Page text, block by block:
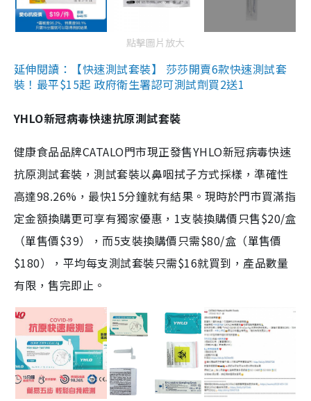
點擊圖片放大
延伸閱讀：【快速測試套裝】 莎莎開賣6款快速測試套
裝！最平$15起 政府衛生署認可測試劑買2送1
YHLO新冠病毒快速抗原測試套裝
健康食品品牌CATALO門市現正發售YHLO新冠病毒快速
抗原測試套裝，測試套裝以鼻咽拭子方式採樣，準確性
高達98.26%，最快15分鐘就有結果。現時於門市買滿指
定金額換購更可享有獨家優惠，1支裝換購價只售$20/盒
（單售價$39），而5支裝換購價只需$80/盒（單售價
$180），平均每支測試套裝只需$16就買到，產品數量
有限，售完即止。